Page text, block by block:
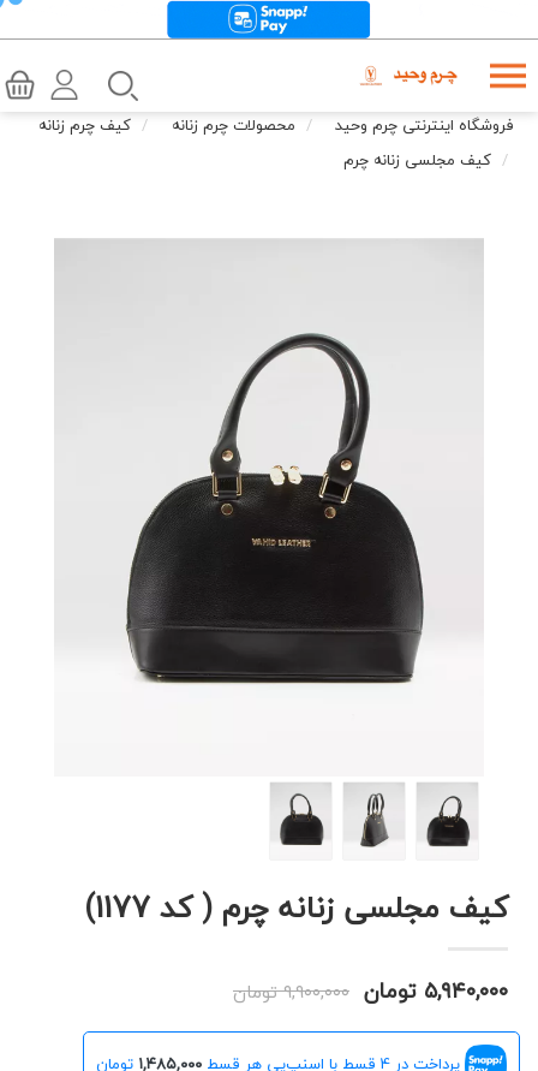
فروشگاه اینترنتی چرم وحید محصولات چرم زنانه
کیف چرم زنانه
کیف مجلسی زنانه چرم
کیف مجلسی زنانه چرم ( کد 1177)
۵,۹۴۰,۰۰۰ تومان ۹,۹۰۰,۰۰۰ تومان
پرداخت در 4 قسط با اسنپ‌پی هر قسط ۱,۴۸۵,۰۰۰ تومان